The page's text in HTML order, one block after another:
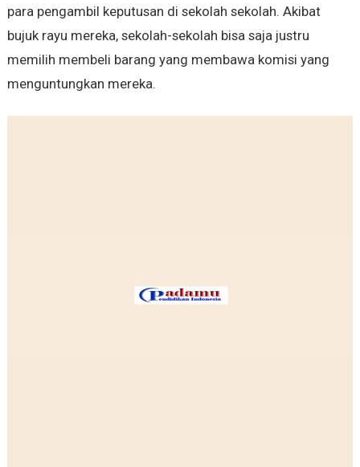
para pengambil keputusan di sekolah sekolah. Akibat
bujuk rayu mereka, sekolah-sekolah bisa saja justru
memilih membeli barang yang membawa komisi yang
menguntungkan mereka.